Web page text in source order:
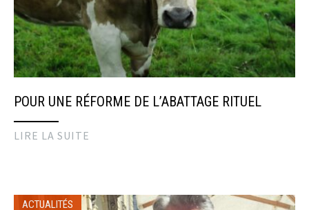
POUR UNE RÉFORME DE L’ABATTAGE RITUEL
LIRE LA SUITE
ACTUALITÉS